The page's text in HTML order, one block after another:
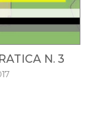
N. 3